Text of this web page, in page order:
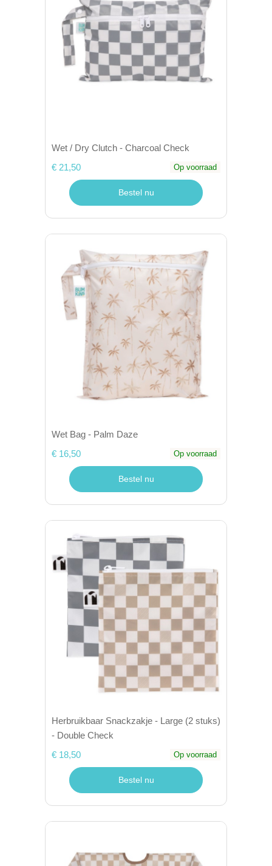
Wet / Dry Clutch - Charcoal Check
€ 21,50
Op voorraad
Bestel nu
Wet Bag - Palm Daze
€ 16,50
Op voorraad
Bestel nu
Herbruikbaar Snackzakje - Large (2 stuks)
- Double Check
€ 18,50
Op voorraad
Bestel nu